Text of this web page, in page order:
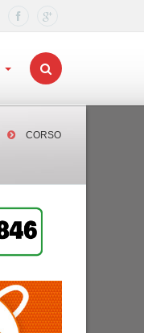
CORSO